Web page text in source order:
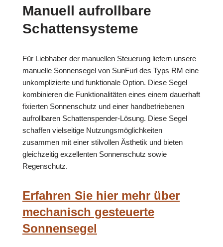
Manuell aufrollbare
Schattensysteme
Für Liebhaber der manuellen Steuerung liefern unsere
manuelle Sonnensegel von SunFurl des Typs RM eine
unkomplizierte und funktionale Option. Diese Segel
kombinieren die Funktionalitäten eines einem dauerhaft
fixierten Sonnenschutz und einer handbetriebenen
aufrollbaren Schattenspender-Lösung. Diese Segel
schaffen vielseitige Nutzungsmöglichkeiten
zusammen mit einer stilvollen Ästhetik und bieten
gleichzeitig exzellenten Sonnenschutz sowie
Regenschutz.
Erfahren Sie hier mehr über
mechanisch gesteuerte
Sonnensegel